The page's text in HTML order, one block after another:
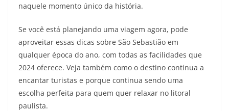
naquele momento único da história.
Se você está planejando uma viagem agora, pode
aproveitar essas dicas sobre São Sebastião em
qualquer época do ano, com todas as facilidades que
2024 oferece. Veja também como o destino continua a
encantar turistas e porque continua sendo uma
escolha perfeita para quem quer relaxar no litoral
paulista.